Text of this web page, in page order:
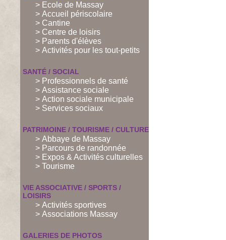
> Ecole de Massay
> Accueil périscolaire
> Cantine
> Centre de loisirs
> Parents d'élèves
> Activités pour les tout-petits
SANTÉ / SOCIAL
> Professionnels de santé
> Assistance sociale
> Action sociale municipale
> Services sociaux
PATRIMOINE / TOURISME / CULTURE
> Abbaye de Massay
> Parcours de randonnée
> Expos & Activités culturelles
> Tourisme
VIE ASSOCIATIVE / SPORTS /
LOISIRS
> Activités sportives
> Associations Massay
GALERIES DE PHOTOS